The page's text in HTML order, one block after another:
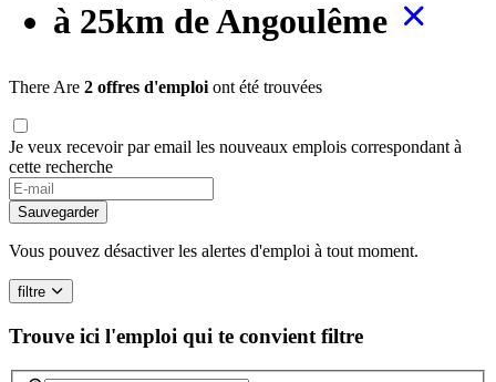
à 25km de Angoulême
There Are 2 offres d'emploi ont été trouvées
Je veux recevoir par email les nouveaux emplois correspondant à
cette recherche
Sauvegarder
Vous pouvez désactiver les alertes d'emploi à tout moment.
filtre
Trouve ici l'emploi qui te convient filtre